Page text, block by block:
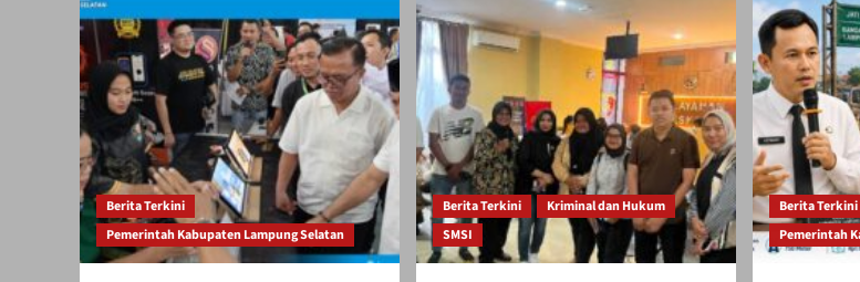
Berita Terkini
Pemerintah Kabupaten Lampung Selatan
Berita Terkini
Kriminal dan Hukum
SMSI
Berita Terkini
Pemerintah